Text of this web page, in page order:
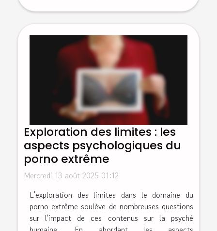
Exploration des limites : les
aspects psychologiques du
porno extrême
Mercredi 13 août 2025 01:12
L'exploration des limites dans le domaine du
porno extrême soulève de nombreuses questions
sur l'impact de ces contenus sur la psyché